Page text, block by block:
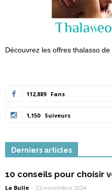
Découvrez les offres thalasso
112,889 Fans
1,150 Suiveurs
Derniers articles
10 conseils pour choisir
La Bulle - 25 novembre 2024